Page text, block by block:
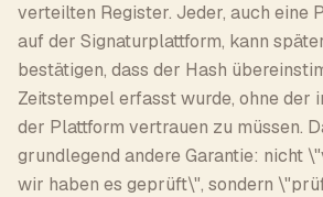
verteilten Register. Jeder, auch eine
auf der Signaturplattform, kann
bestätigen, dass der Hash
Zeitstempel erfasst wurde, ohne der
der Plattform vertrauen zu müssen.
grundlegend andere Garantie: nicht
wir haben es geprüft\", sondern